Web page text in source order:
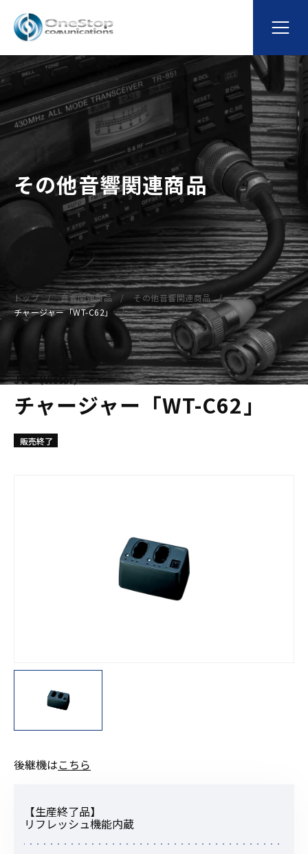
その他音響関連商品
トップ 音響関連商品
その他音響関連商品
チャージャー「WT-C62」
JVC（Victor）
チャージャー「WT-C62」
販売終了
後継機はこちら
【生産終了品】
リフレッシュ機能内蔵